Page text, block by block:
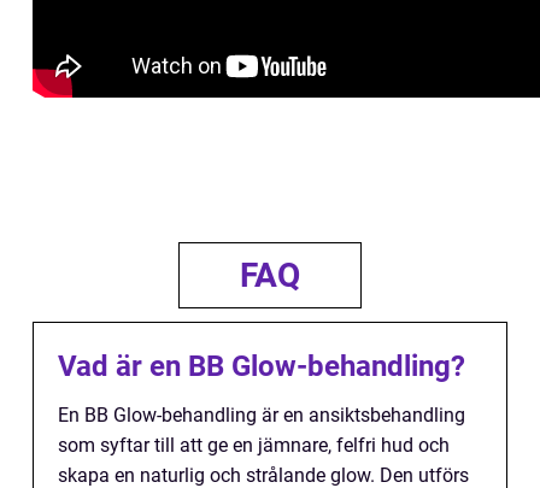
FAQ
Vad är en BB Glow-behandling?
En BB Glow-behandling är en ansiktsbehandling
som syftar till att ge en jämnare, felfri hud och
skapa en naturlig och strålande glow. Den utförs